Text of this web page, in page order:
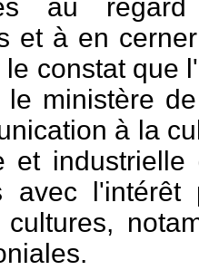
au
et à en
constat que
le ministère
à la
et industrielle
avec l'intérêt